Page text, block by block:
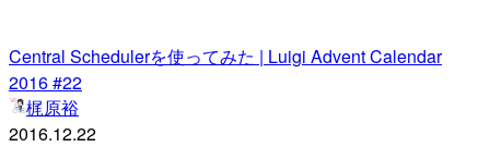
Central Schedulerを使ってみた | Luigi Advent Calendar
2016 #22
梶原裕
2016.12.22